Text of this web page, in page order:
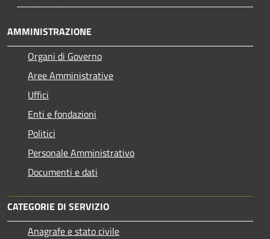
AMMINISTRAZIONE
Organi di Governo
Aree Amministrative
Uffici
Enti e fondazioni
Politici
Personale Amministrativo
Documenti e dati
CATEGORIE DI SERVIZIO
Anagrafe e stato civile